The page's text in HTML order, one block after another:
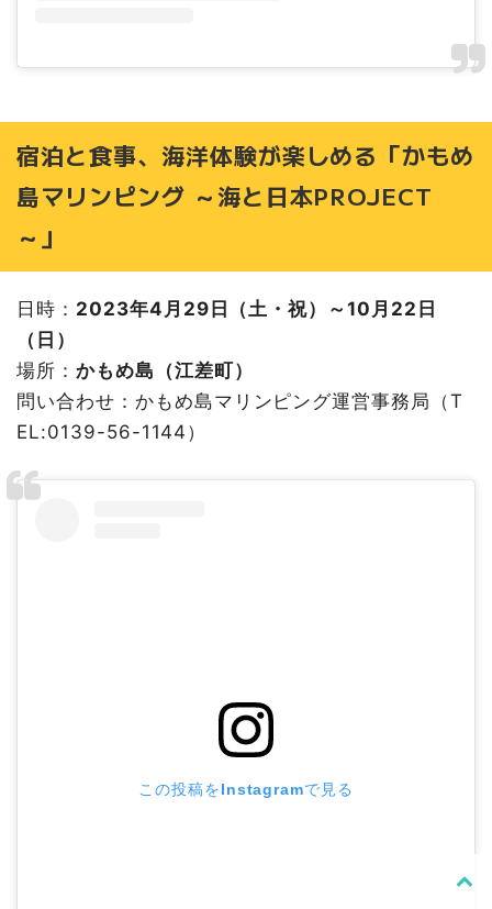
宿泊と食事、海洋体験が楽しめる「かもめ
島マリンピング ～海と日本PROJECT
～」
日時： 2023年4月29日（土・祝）～10月22日
（日）
場所： かもめ島（江差町）
問い合わせ：かもめ島マリンピング運営事務局（T
EL:0139-56-1144）
この投稿をInstagramで見る